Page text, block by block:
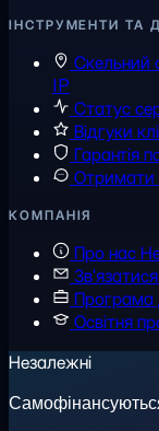
ІНСТРУМЕНТИ ТА
Скельний
IP
Статус
Відгуки
Гарантія
Отримати
КОМПАНІЯ
Про нас
Програма
Освітня
Незалежні